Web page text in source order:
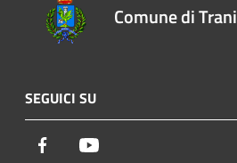
Comune di Trani
SEGUICI SU
Facebook